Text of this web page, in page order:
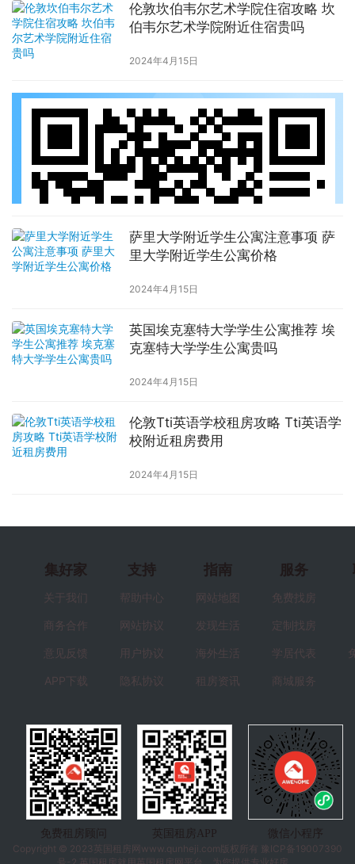
伦敦坎伯韦尔艺术学院住宿攻略 坎
伯韦尔艺术学院附近住宿贵吗
2024年4月15日
萨里大学附近学生公寓注意事项 萨
里大学附近学生公寓价格
2024年4月15日
英国埃克塞特大学学生公寓推荐 埃
克塞特大学学生公寓贵吗
2024年4月15日
伦敦Tti英语学校租房攻略 Tti英语学
校附近租房费用
2024年4月15日
集好家
关于我们
商务合作
意见反馈
APP下载
支持
帮助中心
网站协议
用户协议
隐私协议
指南
网站地图
发现生活
海外生活
租房资讯
服务
免费找房
定制找房
学居代表
商城服务
免费租房顾问 英国租房APP
微信小程序
Copyright © 2023 英国租房 网www.qunheji.com版权所有
豫ICP备19007390